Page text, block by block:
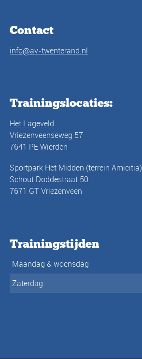
Contact
info@av-twenterand.nl
Trainingslocaties:
Het Lageveld
Vriezenveenseweg 57
7641 PE Wierden
Sportpark Het Midden (terrein Amicitia)
Schout Doddestraat 50
7671 GT Vriezenveen
Trainingstijden
Maandag & woensdag
Zaterdag